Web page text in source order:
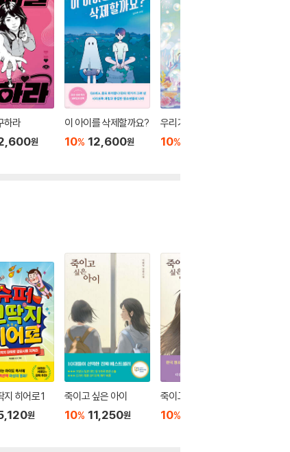
하라
원
이 아이를 삭제할까요?
10% 12,600원
우리가 만날 메모리
10%
지 히어로 1
원
죽이고 싶은 아이
10% 11,250원
죽이고 싶은 아이 2
10%